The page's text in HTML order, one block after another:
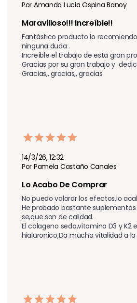
Por Amanda Lucia Ospina Banoy
Maravilloso!!! Increíble!!
Fantástico producto lo recomiendo
ninguna duda .
Increíble el trabajo de esta gran
Gracias por su gran trabajo y
Gracias,, gracias,, gracias
14/3/26, 12:32
Por Pamela Castaño Canales
Lo Acabo De Comprar
No puedo valorar los efectos,lo
He probado bastante
se,que son de calidad.
El colageno seda,vitamina D3 y K2
hialuronico,Da mucha vitalidad a la